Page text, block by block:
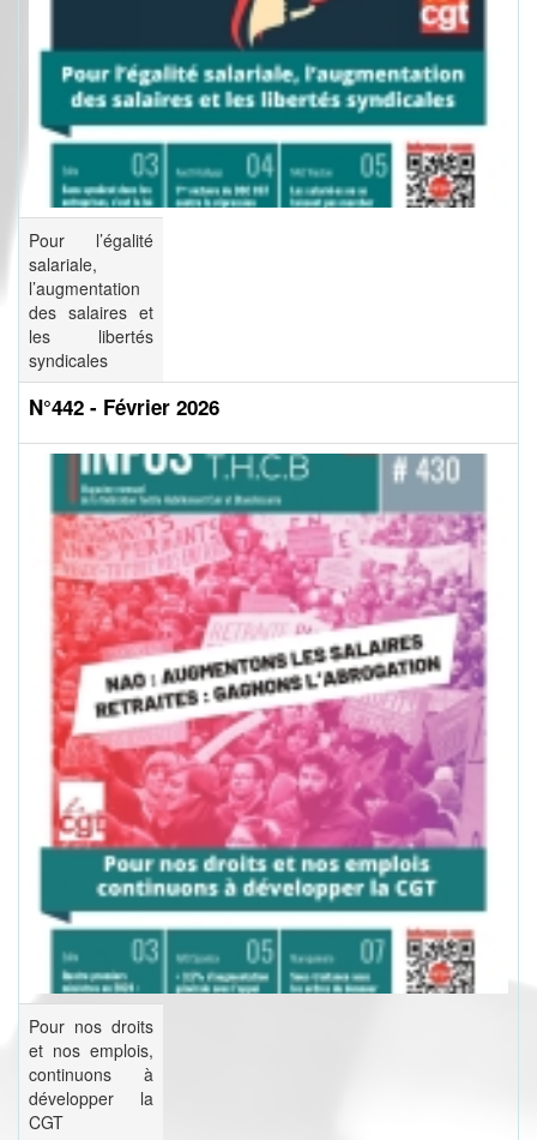
Pour l’égalité
salariale,
l’augmentation
des salaires et
les libertés
syndicales
N°442 - Février 2026
Pour nos droits
et nos emplois,
continuons à
développer la
CGT